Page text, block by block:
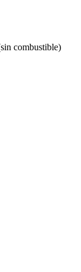
combustible)